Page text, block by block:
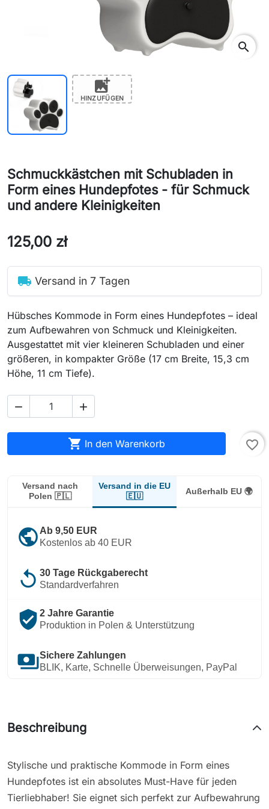
search
add_photo_alternate
HINZUFÜGEN
Schmuckkästchen mit Schubladen in
Form eines Hundepfotes - für Schmuck
und andere Kleinigkeiten
125,00 zł
local_shipping Versand in 7 Tagen
Hübsches Kommode in Form eines Hundepfotes – ideal
zum Aufbewahren von Schmuck und Kleinigkeiten.
Ausgestattet mit vier kleineren Schubladen und einer
größeren, in kompakter Größe (17 cm Breite, 15,3 cm
Höhe, 11 cm Tiefe).
 
 In den Warenkorb favorite_border
Versand nach
Polen 🇵🇱
Versand in die EU
🇪🇺
Außerhalb EU 🌍
public Ab 9,50 EUR
Kostenlos ab 40 EUR
replay 30 Tage Rückgaberecht
Standardverfahren
verified_user 2 Jahre Garantie
Produktion in Polen & Unterstützung
paymentsSichere Zahlungen
BLIK, Karte, Schnelle Überweisungen, PayPal
Beschreibung
Stylische und praktische Kommode in Form eines
Hundepfotes ist ein absolutes Must-Have für jeden
Tierliebhaber! Sie eignet sich perfekt zur Aufbewahrung